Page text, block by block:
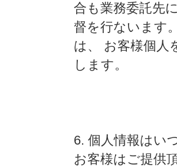
合も業務委託先
督を行ないます
は、 お客様個人
します。
6. 個人情報はい
お客様はご提供